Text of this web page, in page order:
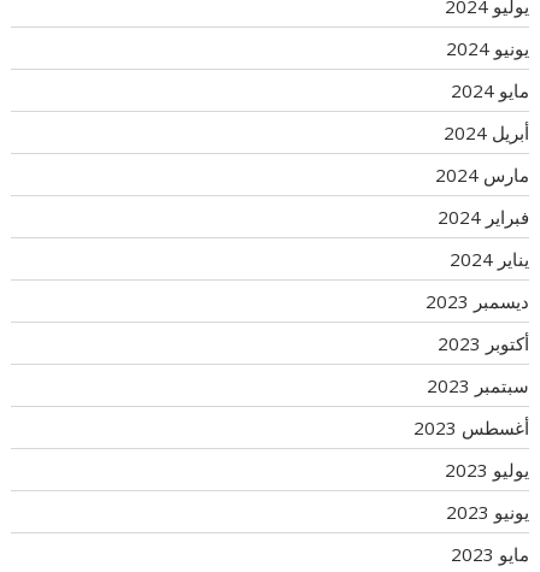
يوليو 2024
يونيو 2024
مايو 2024
أبريل 2024
مارس 2024
فبراير 2024
يناير 2024
ديسمبر 2023
أكتوبر 2023
سبتمبر 2023
أغسطس 2023
يوليو 2023
يونيو 2023
مايو 2023